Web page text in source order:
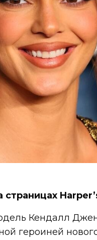
страницах
Кендалл
героиней